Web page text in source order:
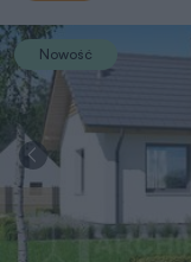
Nowość